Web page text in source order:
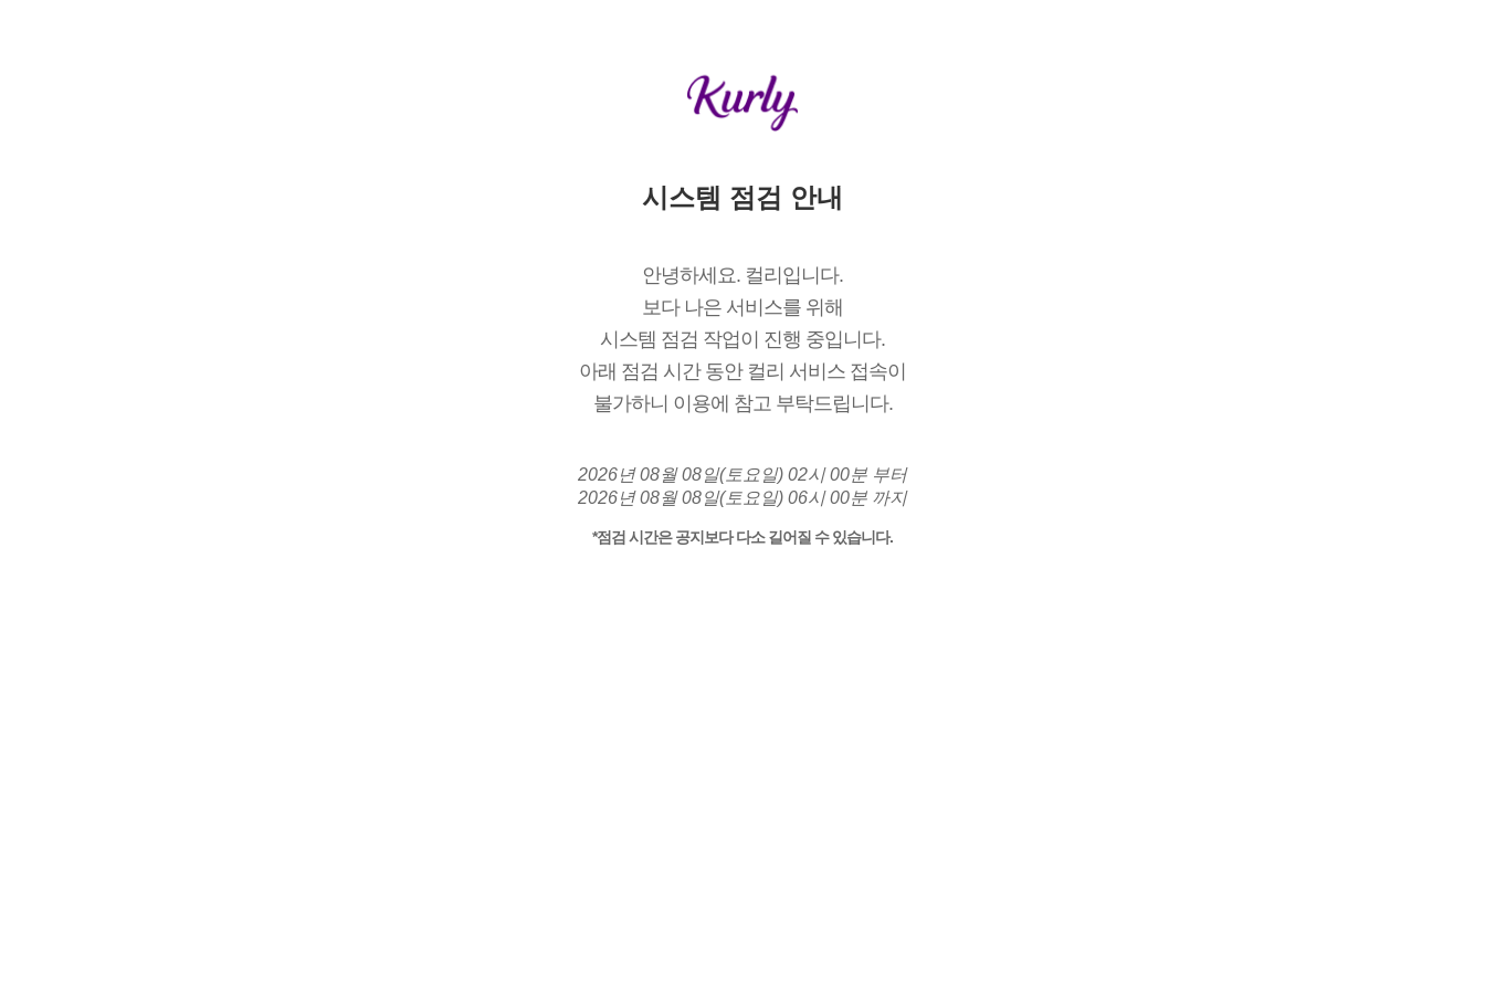
시스템 점검 안내
안녕하세요. 컬리입니다.
보다 나은 서비스를 위해
시스템 점검 작업이 진행 중입니다.
아래 점검 시간 동안 컬리 서비스 접속이
불가하니 이용에 참고 부탁드립니다.
2026년 08월 08일(토요일) 02시 00분 부터
2026년 08월 08일(토요일) 06시 00분 까지
*점검 시간은 공지보다 다소 길어질 수 있습니다.